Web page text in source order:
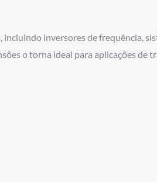
inversores de frequência,
o torna ideal para aplicações de